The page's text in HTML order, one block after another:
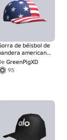
de béisbol de
americana
4 de julio
GreenPigXD
95